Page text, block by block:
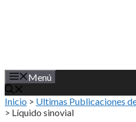
Menú
Inicio > Ultimas Publicaciones
> Líquido sinovial